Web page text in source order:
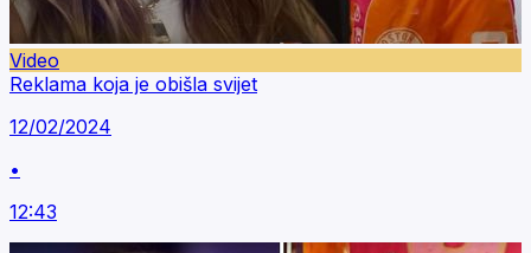
Video
Reklama koja je obišla svijet
12/02/2024
•
12:43